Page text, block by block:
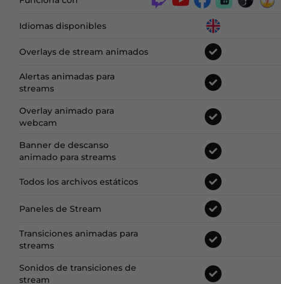
Idiomas disponibles
Overlays de stream animados
Alertas animadas para
streams
Overlay animado para
webcam
Banner de descanso
animado para streams
Todos los archivos estáticos
Paneles de Stream
Transiciones animadas para
streams
Sonidos de transiciones de
stream